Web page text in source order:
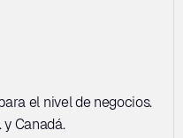
el nivel de negocios.
y Canadá.